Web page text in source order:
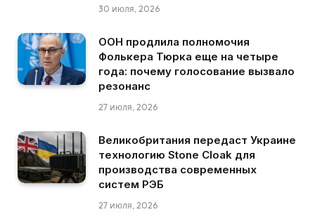
30 июля, 2026
ООН продлила полномочия
Фолькера Тюрка еще на четыре
года: почему голосование вызвало
резонанс
27 июля, 2026
Великобритания передаст Украине
технологию Stone Cloak для
производства современных
систем РЭБ
27 июля, 2026